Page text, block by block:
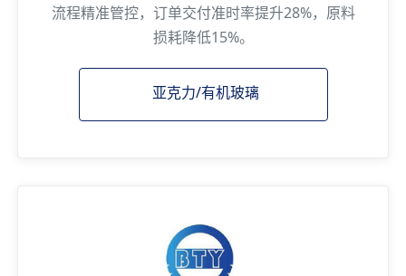
流程精准管控，订单交付准时率提升28%，原料
损耗降低15%。
亚克力/有机玻璃